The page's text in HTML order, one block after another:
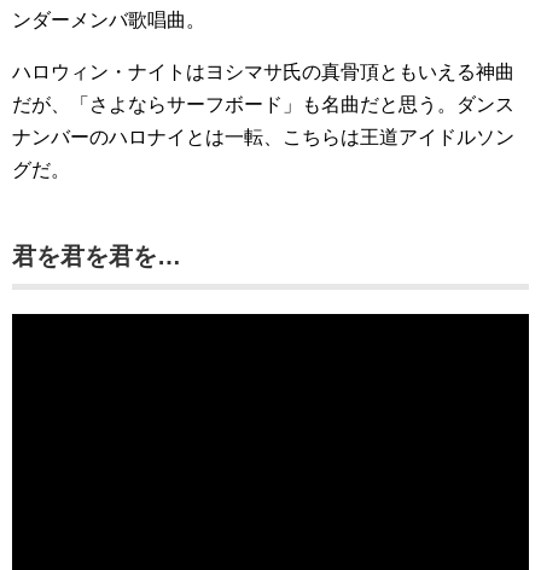
ンダーメンバ歌唱曲。
ハロウィン・ナイトはヨシマサ氏の真骨頂ともいえる神曲
だが、「さよならサーフボード」も名曲だと思う。ダンス
ナンバーのハロナイとは一転、こちらは王道アイドルソン
グだ。
君を君を君を…